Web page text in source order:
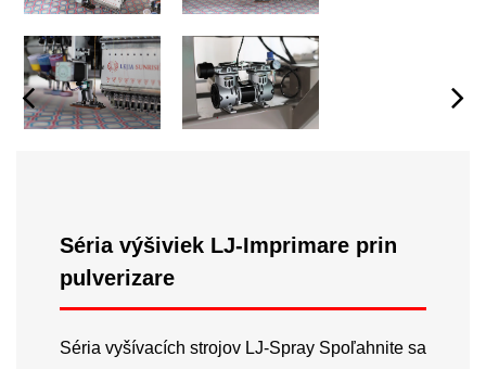
Séria výšiviek LJ-Imprimare prin
pulverizare
Séria vyšívacích strojov LJ-Spray Spoľahnite sa